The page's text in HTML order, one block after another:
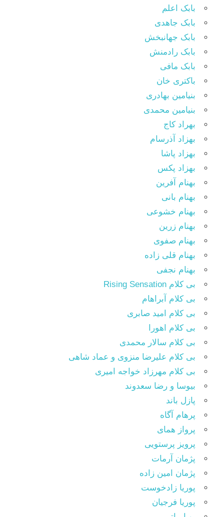
بابک اعلم
بابک جاهدی
بابک جهانبخش
بابک رادمنش
بابک مافی
باکتری خان
بنیامین بهادری
بنیامین محمدی
بهراد کاج
بهزاد آذرسام
بهزاد پاشا
بهزاد پکس
بهنام آفرین
بهنام بانی
بهنام خشوعی
بهنام زرین
بهنام صفوی
بهنام قلی زاده
بهنام نجفی
بی کلام Rising Sensation
بی کلام آبراهام
بی کلام امید صابری
بی کلام اهورا
بی کلام سالار محمدی
بی کلام علیرضا منزوی و عماد شاهی
بی کلام مهرزاد خواجه امیری
بیوسا و رضا سعدوند
پازل باند
پرهام آگاه
پرواز همای
پرویز پرستویی
پژمان آرمات
پژمان امین زاده
پوریا زادخوست
پوریا فرجیان